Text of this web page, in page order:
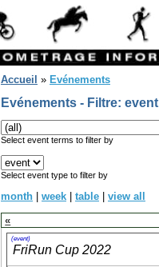
Accueil » Evénements
Evénements - Filtre: event
Select event terms to filter by
Select event type to filter by
month week table
view all
«
(event)
FriRun Cup 2022